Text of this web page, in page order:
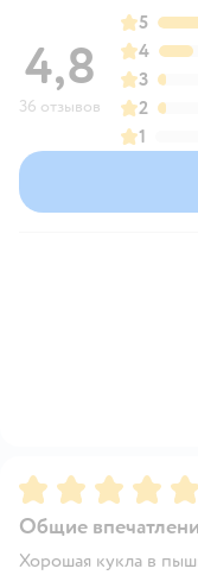
4,8
36 отзывов
5
4
3
2
1
Рейтинг:5
Общие
Хорошая кукла в